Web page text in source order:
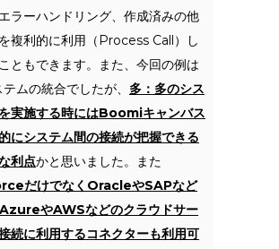
ラーハンドリング、作成済みの他
複利的に利用（Process Call）し
ともできます。また、今回の例は
テムの統合でしたが、 多：多のシス
実施する時にはBoomiキャンバス
にシステム間の接続が把握できる
利点かと思いました。また
だけでなくOracleやSAPなど
やAWSなどのクラウドサー
続に利用するコネクターも利用可